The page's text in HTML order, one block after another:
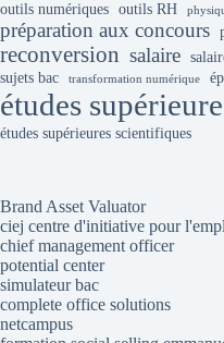
outils numériques outils RH
préparation aux concours
reconversion salaire
sujets bac transformation numérique
études
études supérieures scientifiques
Brand Asset Valuator
ciej centre d'initiative pour
chief management officer
potential center
simulateur bac
complete office solutions
netcampus